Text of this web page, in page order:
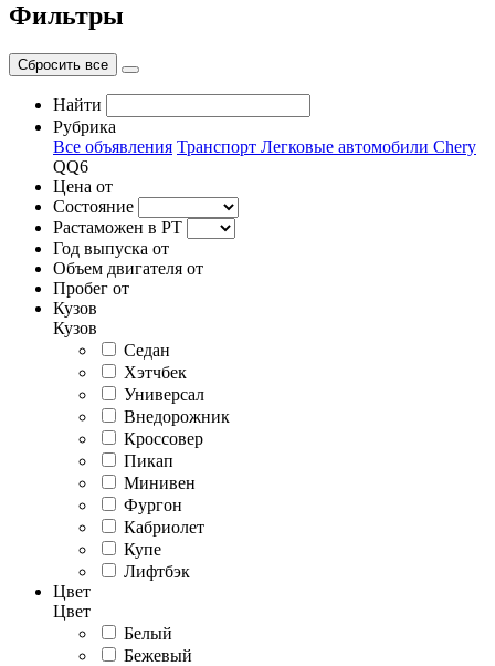
Фильтры
Сбросить все
Найти
Рубрика
Все объявления Транспорт Легковые автомобили Chery
QQ6
Цена от
Состояние
Растаможен в РТ
Год выпуска от
Объем двигателя от
Пробег от
Кузов
Кузов
Седан
Хэтчбек
Универсал
Внедорожник
Кроссовер
Пикап
Минивен
Фургон
Кабриолет
Купе
Лифтбэк
Цвет
Цвет
Белый
Бежевый